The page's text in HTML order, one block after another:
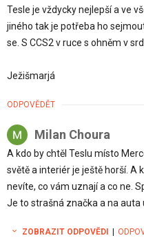
Tesle je vždycky nejlepší a ve
jiného tak je potřeba ho
se. S CCS2 v ruce s ohněm v
Ježišmarjá
ODPOVĚDĚT
Milan Choura
A kdo by chtěl Teslu místo
světě a interiér je ještě horší. A
nevíte, co vám uznají a co ne.
Je to strašná značka a na auta
ZOBRAZIT ODPOVĚDI